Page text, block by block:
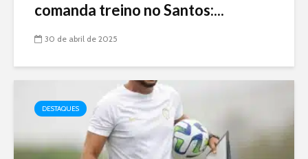
comanda treino no Santos:...
30 de abril de 2025
DESTAQUES